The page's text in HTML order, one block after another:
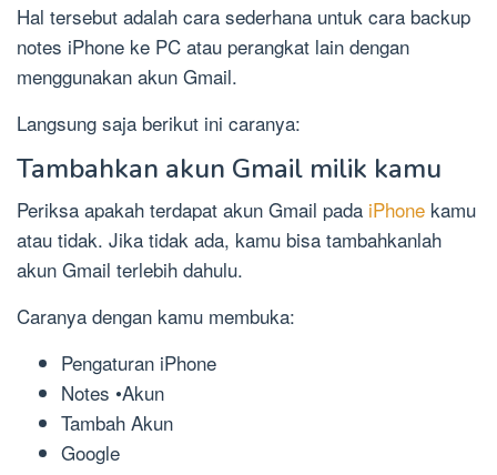
Hal tersebut adalah cara sederhana untuk cara backup
notes iPhone ke PC atau perangkat lain dengan
menggunakan akun Gmail.
Langsung saja berikut ini caranya:
Tambahkan akun Gmail milik kamu
Periksa apakah terdapat akun Gmail pada iPhone kamu
atau tidak. Jika tidak ada, kamu bisa tambahkanlah
akun Gmail terlebih dahulu.
Caranya dengan kamu membuka:
Pengaturan iPhone
Notes •Akun
Tambah Akun
Google